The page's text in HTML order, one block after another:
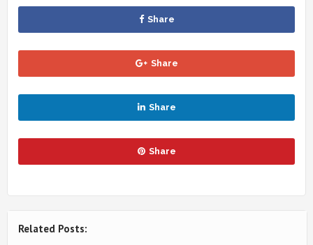
Share
Share
Share
Share
Related Posts: